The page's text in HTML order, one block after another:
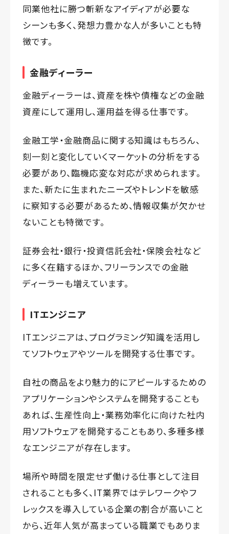
同業他社に勝つ斬新なアイディアが必要な
シーンも多く、発想力豊かな人が多いことも特
徴です。
金融ディーラー
金融ディーラーは、資産を株や債権などの金融
資産にして運用し、運用益を得る仕事です。
金融工学・金融商品に関する知識はもちろん、
刻一刻と変化していくマーケットの分析をする
必要があり、臨機応変な対応が求められます。
また、新たに生まれたニーズやトレンドを敏感
に察知する必要があるため、情報収集が欠かせ
ないことも特徴です。
証券会社・銀行・投資信託会社・保険会社など
に多く在籍するほか、フリーランスでの金融
ディーラーも増えています。
ITエンジニア
ITエンジニアは、プログラミング知識を活用し
てソフトウェアやツールを開発する仕事です。
自社の商品をより魅力的にアピールするための
アプリケーションやシステムを開発することも
あれば、生産性向上・業務効率化に向けた社内
用ソフトウェアを開発することもあり、多種多様
なエンジニアが存在します。
場所や時間を限定せず働ける仕事として注目
されることも多く、IT業界ではテレワークやフ
レックスを導入している企業の割合が高いこと
から、近年人気が高まっている職業でもありま